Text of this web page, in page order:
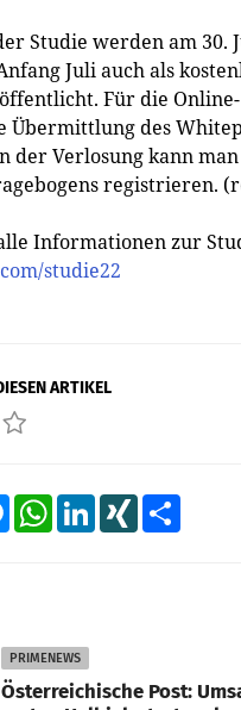
Studie werden am 30.
Juli auch als
Für die Online-
Übermittlung des
der Verlosung kann
registrieren.
Informationen zur
studie22
ARTIKEL
MessengerWhatsAppLinkedInXING
PRIMENEWS
Österreichische Post: